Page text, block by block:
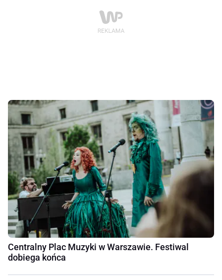
Centralny Plac Muzyki w Warszawie. Festiwal
dobiega końca